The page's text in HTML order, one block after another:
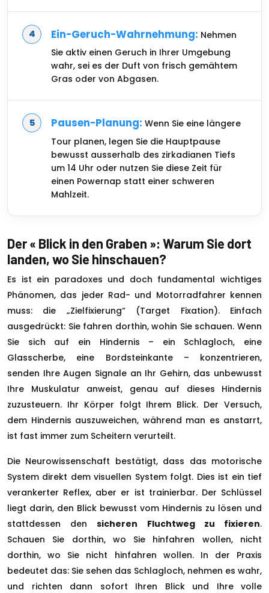
Ein-Geruch-Wahrnehmung: Nehmen
Sie aktiv einen Geruch in Ihrer Umgebung
wahr, sei es der Duft von frisch gemähtem
Gras oder von Abgasen.
Pausen-Planung: Wenn Sie eine längere
Tour planen, legen Sie die Hauptpause
bewusst ausserhalb des zirkadianen Tiefs
um 14 Uhr oder nutzen Sie diese Zeit für
einen Powernap statt einer schweren
Mahlzeit.
Der « Blick in den Graben »: Warum Sie dort
landen, wo Sie hinschauen?
Es ist ein paradoxes und doch fundamental wichtiges
Phänomen, das jeder Rad- und Motorradfahrer kennen
muss: die „Zielfixierung“ (Target Fixation). Einfach
ausgedrückt: Sie fahren dorthin, wohin Sie schauen. Wenn
Sie sich auf ein Hindernis – ein Schlagloch, eine
Glasscherbe, eine Bordsteinkante – konzentrieren,
senden Ihre Augen Signale an Ihr Gehirn, das unbewusst
Ihre Muskulatur anweist, genau auf dieses Hindernis
zuzusteuern. Ihr Körper folgt Ihrem Blick. Der Versuch,
dem Hindernis auszuweichen, während man es anstarrt,
ist fast immer zum Scheitern verurteilt.
Die Neurowissenschaft bestätigt, dass das motorische
System direkt dem visuellen System folgt. Dies ist ein tief
verankerter Reflex, aber er ist trainierbar. Der Schlüssel
liegt darin, den Blick bewusst vom Hindernis zu lösen und
stattdessen densicheren Fluchtweg zu fixieren.
Schauen Sie dorthin, wo Sie hinfahren wollen, nicht
dorthin, wo Sie nicht hinfahren wollen. In der Praxis
bedeutet das: Sie sehen das Schlagloch, nehmen es wahr,
und richten dann sofort Ihren Blick und Ihre volle